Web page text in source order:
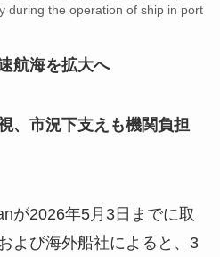
during the operation of ship in port
航海を拡大へ
、市況下支えも機関負担
が2026年5月3日までに取
よび海外船社によると、3